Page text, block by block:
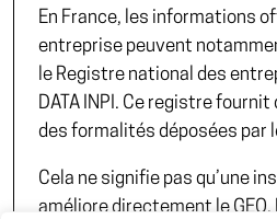
En France, les informations
entreprise peuvent
le Registre national des
DATA INPI . Ce registre fournit
des formalités déposées par
Cela ne signifie pas qu’une
améliore directement le